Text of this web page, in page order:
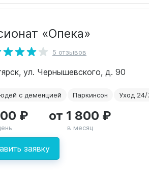
«Опека»
5 отзывов
ул. Чернышевского, д. 90
с деменцией Паркинсон Уход 24/
заявку
₽ от 1 800 ₽
в месяц